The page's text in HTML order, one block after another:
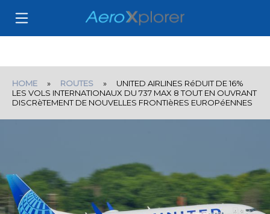
HOME » ROUTES » UNITED AIRLINES RéDUIT DE 16%
LES VOLS INTERNATIONAUX DU 737 MAX 8 TOUT EN OUVRANT
DISCRèTEMENT DE NOUVELLES FRONTIèRES EUROPéENNES